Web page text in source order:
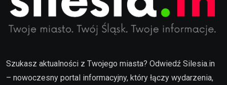
Szukasz aktualności z Twojego miasta? Odwiedź Silesia.in
– nowoczesny portal informacyjny, który łączy wydarzenia,